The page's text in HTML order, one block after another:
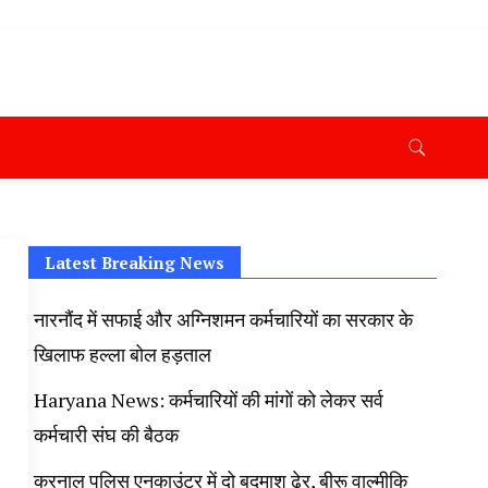
Khabar, Haryana Crime News Today, Weather
Porotet Update, Haryana Police Fir, Haryana
Latest Breaking News
नारनौंद में सफाई और अग्निशमन कर्मचारियों का सरकार के
खिलाफ हल्ला बोल हड़ताल
Haryana News: कर्मचारियों की मांगों को लेकर सर्व
कर्मचारी संघ की बैठक
करनाल पुलिस एनकाउंटर में दो बदमाश ढेर, बीरू वाल्मीकि